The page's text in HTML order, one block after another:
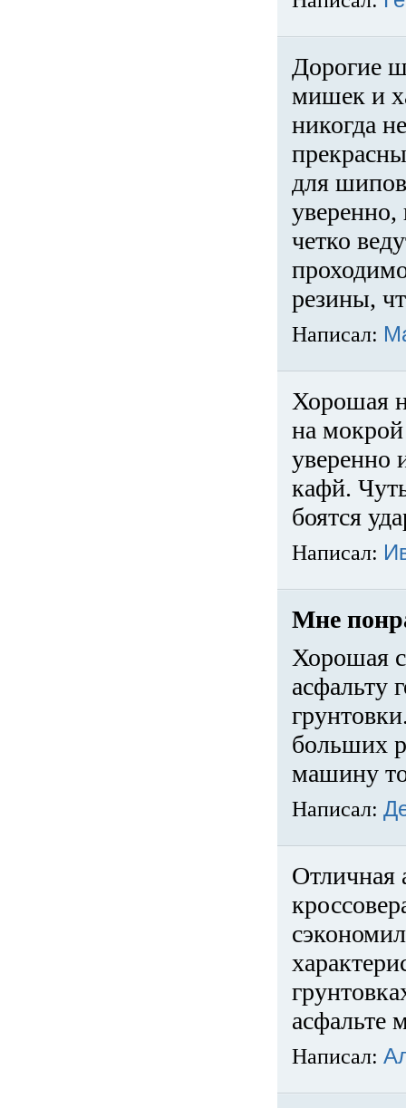
Дорогие
мишек и
никогда
для
четко
резины,
Написал:
Хорошая
на
уверенно
кафй.
боятся
Написал:
Мне
Хорошая
асфальту
больших
машину
Написал:
Отличная
асфальте
Написал: